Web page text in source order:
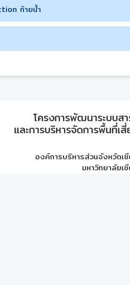
ท้ายน้ำ
โครงการพัฒนาระบบส
และการบริหารจัดการพื้นที่เ
องค์การบริหารส่วนจังหวัดเ
มหาวิทยาลัยเ